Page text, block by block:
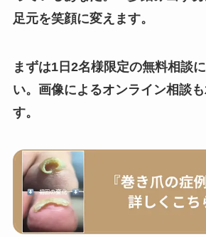
足元を笑顔に変えます。
まずは1日2名様限定の無料相談
い。画像によるオンライン相談
す。